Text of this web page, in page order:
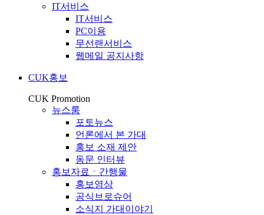
IT서비스
IT서비스
PC이용
무선랜서비스
웹메일 공지사항
CUK홍보
CUK Promotion
뉴스룸
포토뉴스
언론에서 본 가대
홍보 소재 제안
동문 인터뷰
홍보자료ㆍ간행물
홍보영상
공식브로슈어
소식지 가대이야기